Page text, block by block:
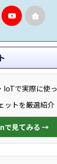
IoTで実際に使
ットを厳選紹介
で見てみる →